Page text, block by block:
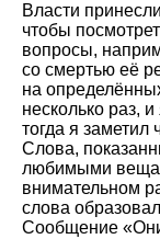
Власти
чтобы
вопросы,
со смертью её
на
несколько раз,
тогда я заметил
Слова,
любимыми
внимательном
слова
Сообщение